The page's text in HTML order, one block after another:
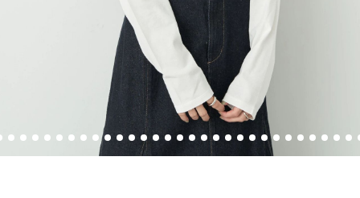
4 5 6 7 8 9 10 11 12 13 14 15 16 17 18 19 20 21 22 23 24 25 26 27 28 29 30 31 32